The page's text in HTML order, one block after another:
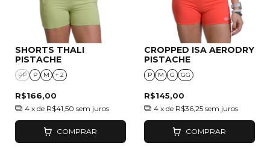
SHORTS THALI
PISTACHE
PP P M + 2
R$166,00
4 x de R$41,50 sem juros
COMPRAR
CROPPED ISA AERODRY
PISTACHE
P M G GG
R$145,00
4 x de R$36,25 sem juros
COMPRAR